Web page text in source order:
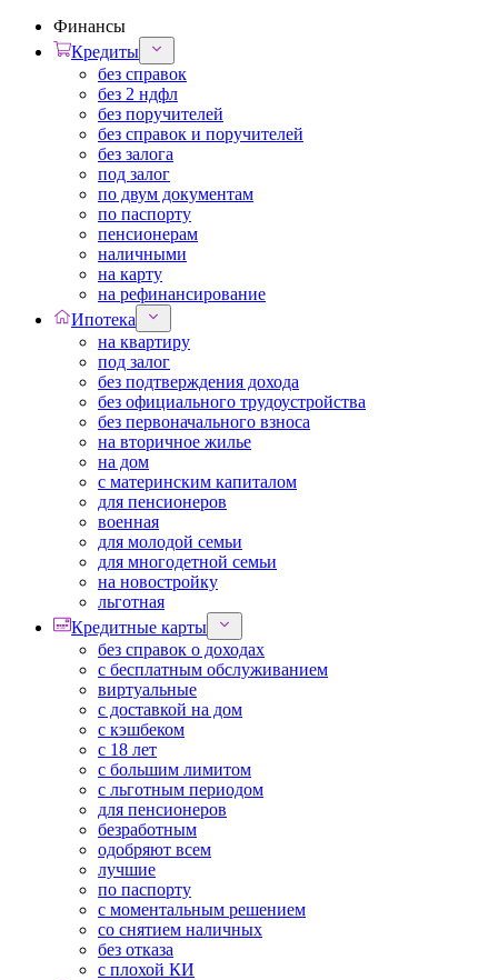
Финансы
Кредиты
без справок
без 2 ндфл
без поручителей
без справок и поручителей
без залога
под залог
по двум документам
по паспорту
пенсионерам
наличными
на карту
на рефинансирование
Ипотека
на квартиру
под залог
без подтверждения дохода
без официального трудоустройства
без первоначального взноса
на вторичное жилье
на дом
с материнским капиталом
для пенсионеров
военная
для молодой семьи
для многодетной семьи
на новостройку
льготная
Кредитные карты
без справок о доходах
с бесплатным обслуживанием
виртуальные
с доставкой на дом
с кэшбеком
с 18 лет
с большим лимитом
с льготным периодом
для пенсионеров
безработным
одобряют всем
лучшие
по паспорту
с моментальным решением
со снятием наличных
без отказа
с плохой КИ